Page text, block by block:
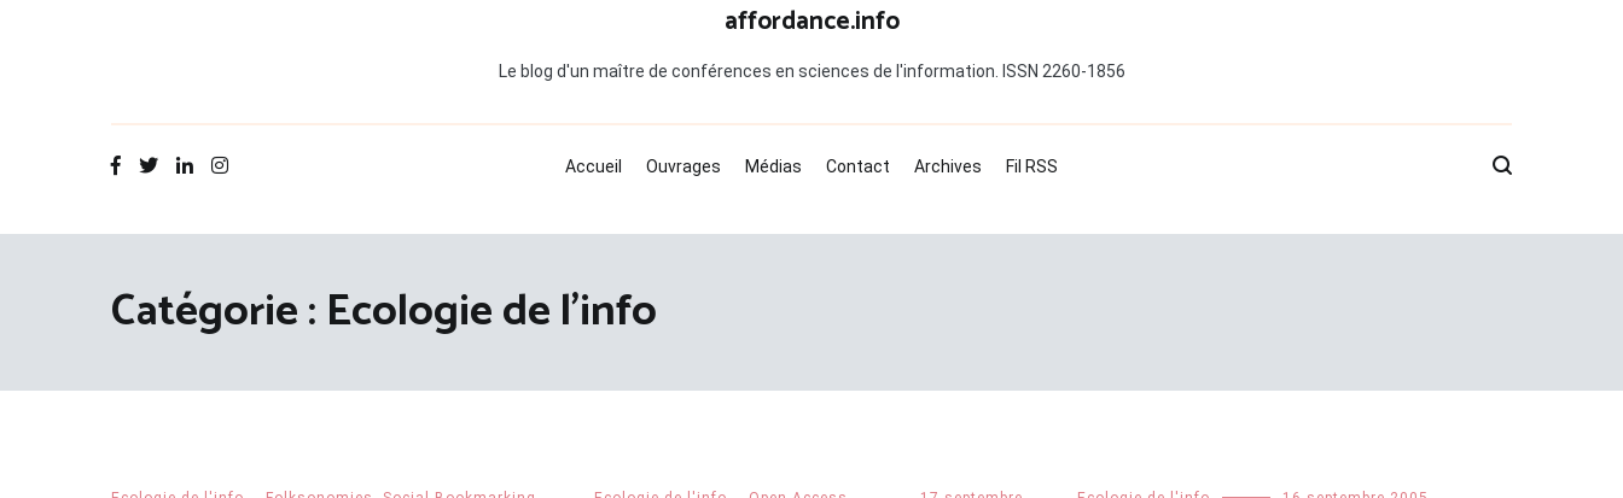
affordance.info
Le blog d'un maître de conférences en sciences de l'information. ISSN 2260-1856
Accueil Ouvrages Médias Contact Archives Fil RSS
Catégorie : Ecologie de l’info